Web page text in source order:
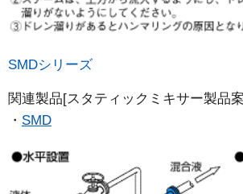
SMDシリーズ
関連製品[スタティックミキサー製品
SMD